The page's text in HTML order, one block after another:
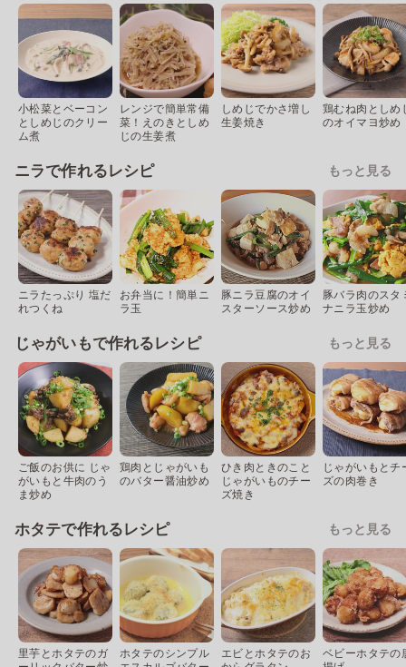
小松菜とベーコン
としめじのクリー
ム煮
レンジで簡単常備
菜！えのきとしめ
じの生姜煮
しめじでかさ増し
生姜焼き
鶏むね肉としめ
のオイマヨ炒め
ニラで作れるレシピ もっと見る
ニラたっぷり 塩だ
れつくね
お弁当に！簡単ニ
ラ玉
豚ニラ豆腐のオイ
スターソース炒め
豚バラ肉のスタ
ナニラ玉炒め
じゃがいもで作れるレシピ もっと見る
ご飯のお供に じゃ
がいもと牛肉のう
ま炒め
鶏肉とじゃがいも
のバター醤油炒め
ひき肉ときのこと
じゃがいものチー
ズ焼き
じゃがいもとチ
ズの肉巻き
ホタテで作れるレシピ もっと見る
里芋とホタテのガ
ホタテのシンプル
エビとホタテのお
ベビーホタテの